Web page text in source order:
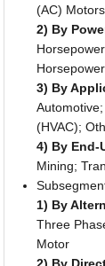
(AC)
2) By
3) By
(HVAC);
4) By End-
Mining;
1) By
Three
Motor
2) By